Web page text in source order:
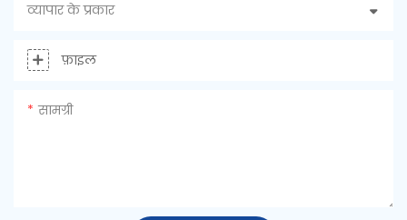
व्यापार के प्रकार
फ़ाइल
सामग्री